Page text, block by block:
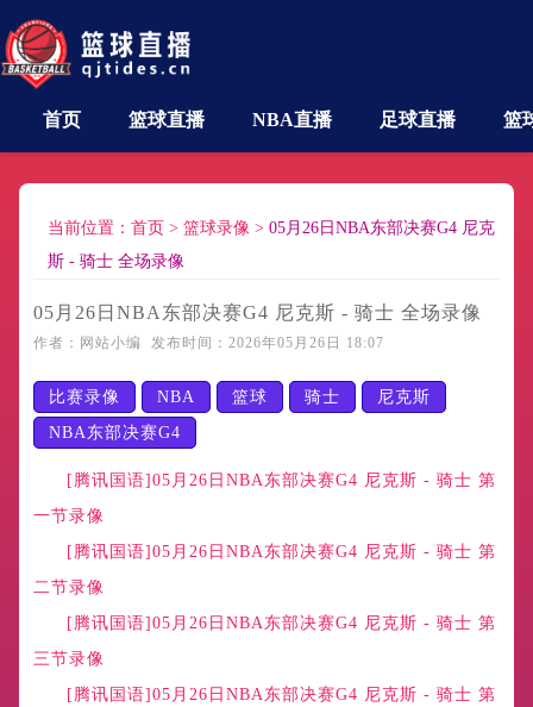
首页 篮球直播 NBA直播 足球直播 篮
当前位置： 首页 > 篮球录像 > 05月26日NBA东部决赛G4 尼克
斯 - 骑士 全场录像
05月26日NBA东部决赛G4 尼克斯 - 骑士 全场录像
作者：网站小编 发布时间：2026年05月26日 18:07
比赛录像 NBA 篮球 骑士
尼克斯
NBA东部决赛G4
[腾讯国语]05月26日NBA东部决赛G4 尼克斯 - 骑士 第
一节录像
[腾讯国语]05月26日NBA东部决赛G4 尼克斯 - 骑士 第
二节录像
[腾讯国语]05月26日NBA东部决赛G4 尼克斯 - 骑士 第
三节录像
[腾讯国语]05月26日NBA东部决赛G4 尼克斯 - 骑士 第